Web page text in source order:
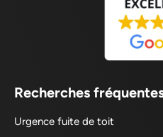
Recherches
Urgence fuite de toit